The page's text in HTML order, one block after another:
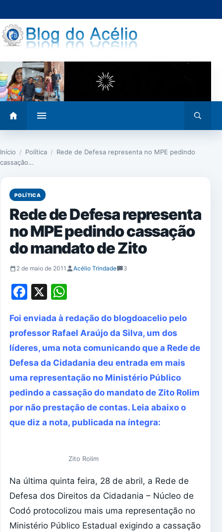
para
o
conteúdo
menu
busca
Início / Política / Rede de Defesa representa no MPE pedindo
cassação…
POLÍTICA
Rede de Defesa representa
no MPE pedindo cassação
do mandato de Zito
2 de maio de 2011 Acélio Trindade 3
Facebook
X
Foi enviada à redação do blogdoacelio pelo
professor Rafael Araújo da Silva, um dos
líderes, uma nota comunicando que a Rede de
Defesa da Cidadania deu entrada em mais
uma representação no Ministério Público
pedindo a cassação do mandato de Zito Rolim
por não prestação de contas. Leia abaixo o
que diz a nota, publicada na íntegra:
Zito Rolim
Na última quinta feira, 28 de abril, a Rede de
Defesa dos Direitos da Cidadania – Núcleo de
Codó protocolizou mais uma representação no
Ministério Público Estadual exigindo a cassação